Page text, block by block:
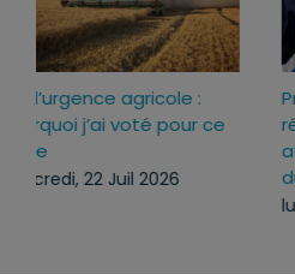
Loi d’urgence agricole :
pourquoi j’ai voté pour ce
texte
mercredi, 22 Juil 2026